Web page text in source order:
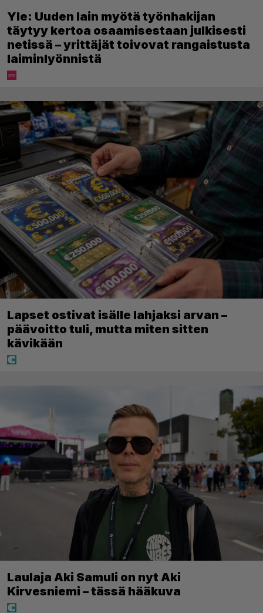
Yle: Uuden lain myötä työnhakijan
täytyy kertoa osaamisestaan julkisesti
netissä – yrittäjät toivovat rangaistusta
laiminlyönnistä
Lapset ostivat isälle lahjaksi arvan –
päävoitto tuli, mutta miten sitten
kävikään
Laulaja Aki Samuli on nyt Aki
Kirvesniemi – tässä hääkuva